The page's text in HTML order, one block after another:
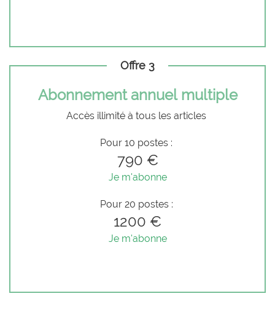
Offre 3
Abonnement annuel multiple
Accès illimité à tous les articles
Pour 10 postes :
790 €
Je m'abonne
Pour 20 postes :
1200 €
Je m'abonne